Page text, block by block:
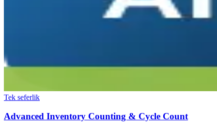
Tek seferlik
Advanced Inventory Counting & Cycle Count